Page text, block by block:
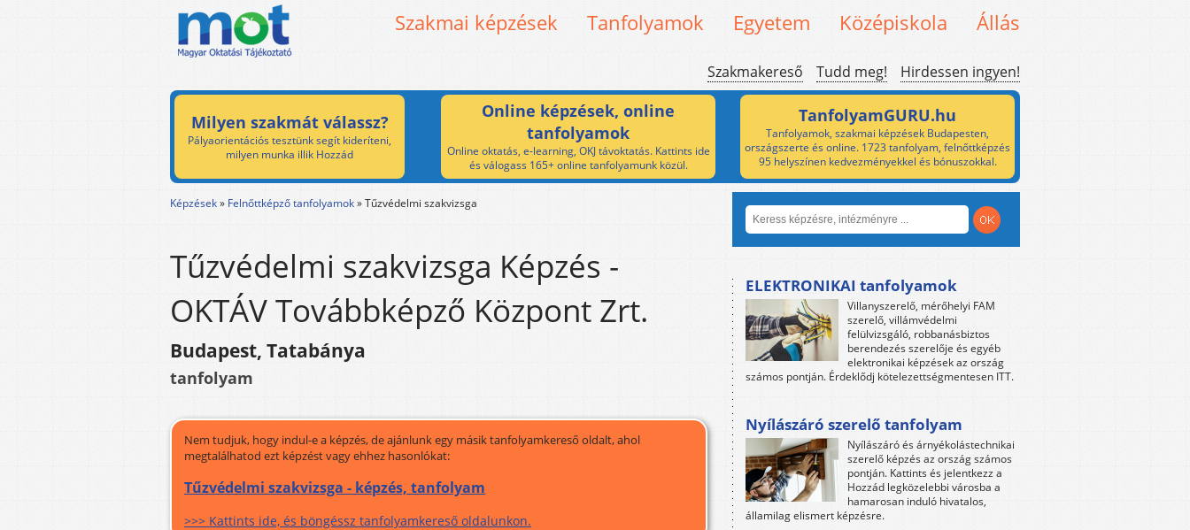
Szakmai képzések Tanfolyamok Egyetem Középiskola Állás
Szakmakereső Tudd meg! Hirdessen ingyen!
Milyen szakmát válassz?
Pályaorientációs tesztünk segít kideríteni,
milyen munka illik Hozzád
Online képzések, online
tanfolyamok
Online oktatás, e-learning, OKJ távoktatás. Kattints ide
és válogass 165+ online tanfolyamunk közül.
TanfolyamGURU.hu
Tanfolyamok, szakmai képzések Budapesten,
országszerte és online. 1723 tanfolyam, felnőttképzés
95 helyszínen kedvezményekkel és bónuszokkal.
Képzések» Felnőttképző tanfolyamok»Tűzvédelmi szakvizsga
Tűzvédelmi szakvizsga Képzés -
OKTÁV Továbbképző Központ Zrt.
Budapest, Tatabánya
tanfolyam
Nem tudjuk, hogy indul-e a képzés, de ajánlunk egy másik tanfolyamkereső oldalt, ahol
megtalálhatod ezt képzést vagy ehhez hasonlókat:
Tűzvédelmi szakvizsga - képzés, tanfolyam
>>> Kattints ide, és böngéssz tanfolyamkereső oldalunkon.
ELEKTRONIKAI tanfolyamok
Villanyszerelő, mérőhelyi FAM
szerelő, villámvédelmi
felülvizsgáló, robbanásbiztos
berendezés szerelője és egyéb
elektronikai képzések az ország
számos pontján. Érdeklődj kötelezettségmentesen ITT.
Nyílászáró szerelő tanfolyam
Nyílászáró és árnyékolástechnikai
szerelő képzés az ország számos
pontján. Kattints és jelentkezz a
Hozzád legközelebbi városba a
hamarosan induló hivatalos,
államilag elismert képzésre.